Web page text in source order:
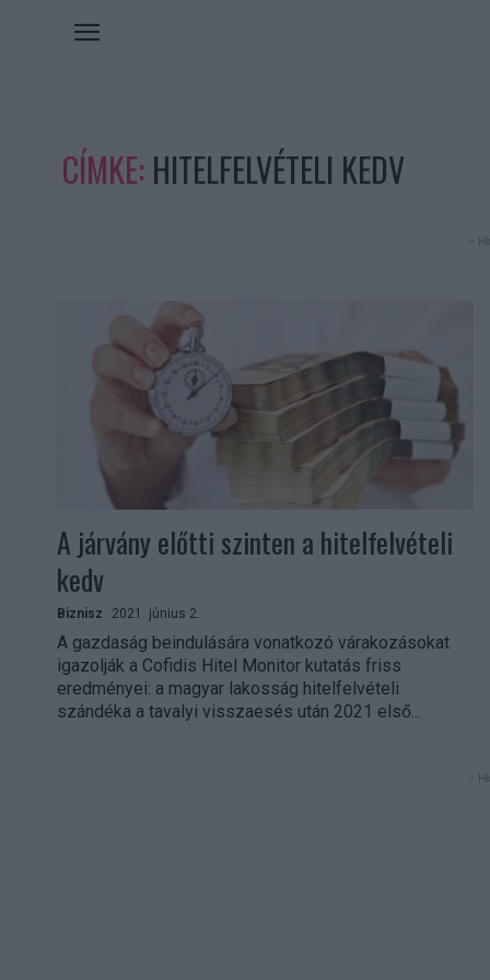
CÍMKE: HITELFELVÉTELI KEDV
-
A járvány előtti szinten a hitelfelvételi
kedv
Biznisz 2021. június 2.
A gazdaság beindulására vonatkozó várakozásokat
igazolják a Cofidis Hitel Monitor kutatás friss
eredményei: a magyar lakosság hitelfelvételi
szándéka a tavalyi visszaesés után 2021 első...
-